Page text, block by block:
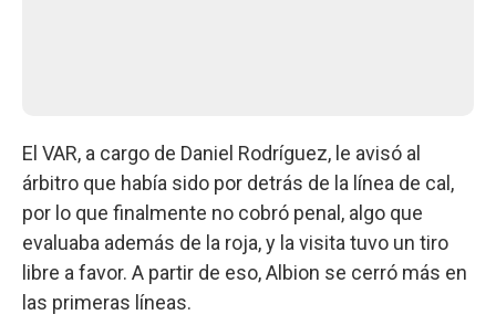
El VAR, a cargo de Daniel Rodríguez, le avisó al
árbitro que había sido por detrás de la línea de cal,
por lo que finalmente no cobró penal, algo que
evaluaba además de la roja, y la visita tuvo un tiro
libre a favor. A partir de eso, Albion se cerró más en
las primeras líneas.